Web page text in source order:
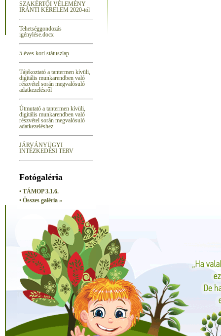
SZAKÉRTŐI VÉLEMÉNY
IRÁNTI KÉRELEM 2020-tól
Tehetséggondozás
igénylése.docx
5 éves kori státuszlap
Tájékoztató a tantermen kívüli,
digitális munkarendben való
részvétel során megvalósuló
adatkezelésről
Útmutató a tantermen kívüli,
digitális munkarendben való
részvétel során megvalósuló
adatkezeléshez
JÁRVÁNYÜGYI
INTÉZKEDÉSI TERV
Fotógaléria
• TÁMOP 3.1.6.
• Összes galéria »